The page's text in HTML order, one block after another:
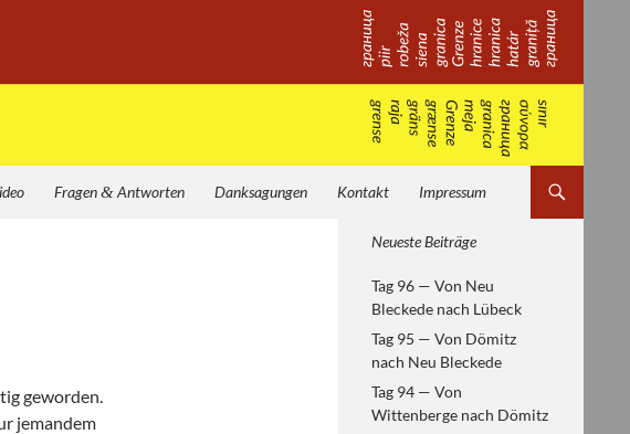
Fragen&Antworten Danksagungen Kontakt Impressum
gewor­den.
jeman­dem
Von Helsinki zum
europäische Geschichte
erfahren
Neueste Beiträge
Tag 96 — Von Neu
Bleckede nach Lübeck
Tag 95 — Von Dömitz
nach Neu Bleckede
Tag 94 — Von
Wittenberge nach Dömitz